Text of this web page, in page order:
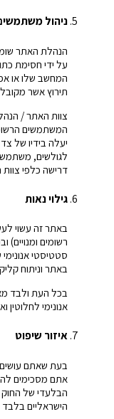
ניהול
הנהלת האתר
המחשב שלו או
תירוץ אשר
צוות האתר /
המשתמשים
יעלה בידיו של
לגולשים,
דרישה כלפי
גילוי נאות
באתר זה עשוי
רשומים
סטטיסטי
באתר וניתוח
בכל העת ולבד
אנונימי
איזור שיפוט
בעת שאתם
אתם מסכימים
הבלעדי של
הישראליים